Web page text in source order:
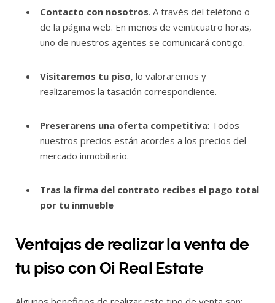
Contacto con nosotros. A través del teléfono o
de la página web. En menos de veinticuatro horas,
uno de nuestros agentes se comunicará contigo.
Visitaremos tu piso, lo valoraremos y
realizaremos la tasación correspondiente.
Preserarens una oferta competitiva: Todos
nuestros precios están acordes a los precios del
mercado inmobiliario.
Tras la firma del contrato recibes el pago total
por tu inmueble
Ventajas de realizar la venta de
tu piso con Oi Real Estate